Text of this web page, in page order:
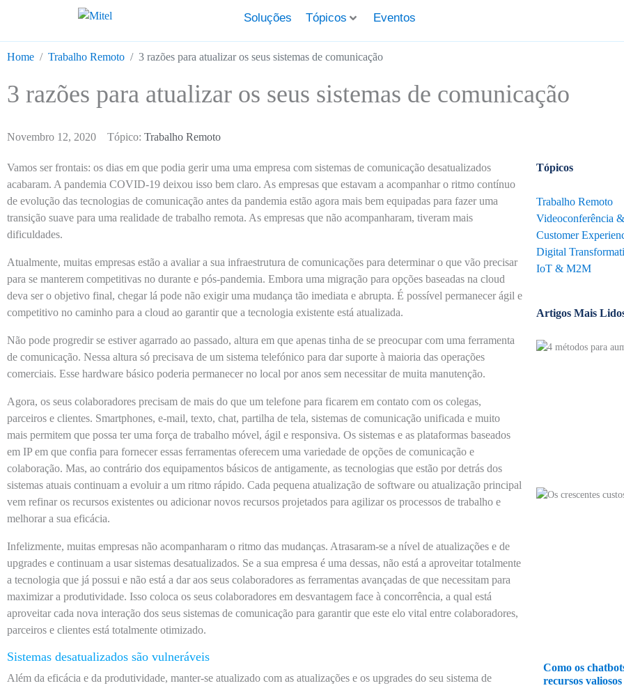
Soluções Tópicos Eventos
Home Trabalho Remoto 3 razões para atualizar os seus sistemas de comunicação
3 razões para atualizar os seus sistemas de comunicação
Novembro 12, 2020 Tópico: Trabalho Remoto
Vamos ser frontais: os dias em que podia gerir uma uma empresa com sistemas de comunicação desatualizados
acabaram. A pandemia COVID-19 deixou isso bem claro. As empresas que estavam a acompanhar o ritmo contínuo
de evolução das tecnologias de comunicação antes da pandemia estão agora mais bem equipadas para fazer uma
transição suave para uma realidade de trabalho remota. As empresas que não acompanharam, tiveram mais
dificuldades.
Atualmente, muitas empresas estão a avaliar a sua infraestrutura de comunicações para determinar o que vão precisar
para se manterem competitivas no durante e pós-pandemia. Embora uma migração para opções baseadas na cloud
deva ser o objetivo final, chegar lá pode não exigir uma mudança tão imediata e abrupta. É possível permanecer ágil e
competitivo no caminho para a cloud ao garantir que a tecnologia existente está atualizada.
Não pode progredir se estiver agarrado ao passado, altura em que apenas tinha de se preocupar com uma ferramenta
de comunicação. Nessa altura só precisava de um sistema telefónico para dar suporte à maioria das operações
comerciais. Esse hardware básico poderia permanecer no local por anos sem necessitar de muita manutenção.
Agora, os seus colaboradores precisam de mais do que um telefone para ficarem em contato com os colegas,
parceiros e clientes. Smartphones, e-mail, texto, chat, partilha de tela, sistemas de comunicação unificada e muito
mais permitem que possa ter uma força de trabalho móvel, ágil e responsiva. Os sistemas e as plataformas baseados
em IP em que confia para fornecer essas ferramentas oferecem uma variedade de opções de comunicação e
colaboração. Mas, ao contrário dos equipamentos básicos de antigamente, as tecnologias que estão por detrás dos
sistemas atuais continuam a evoluir a um ritmo rápido. Cada pequena atualização de software ou atualização principal
vem refinar os recursos existentes ou adicionar novos recursos projetados para agilizar os processos de trabalho e
melhorar a sua eficácia.
Infelizmente, muitas empresas não acompanharam o ritmo das mudanças. Atrasaram-se a nível de atualizações e de
upgrades e continuam a usar sistemas desatualizados. Se a sua empresa é uma dessas, não está a aproveitar totalmente
a tecnologia que já possui e não está a dar aos seus colaboradores as ferramentas avançadas de que necessitam para
maximizar a produtividade. Isso coloca os seus colaboradores em desvantagem face à concorrência, a qual está
aproveitar cada nova interação dos seus sistemas de comunicação para garantir que este elo vital entre colaboradores,
parceiros e clientes está totalmente otimizado.
Sistemas desatualizados são vulneráveis
Além da eficácia e da produtividade, manter-se atualizado com as atualizações e os upgrades do seu sistema de
Tópicos
Trabalho Remoto
Videoconferência
Customer
Digital
IoT & M2M
Artigos Mais
Como os
recursos